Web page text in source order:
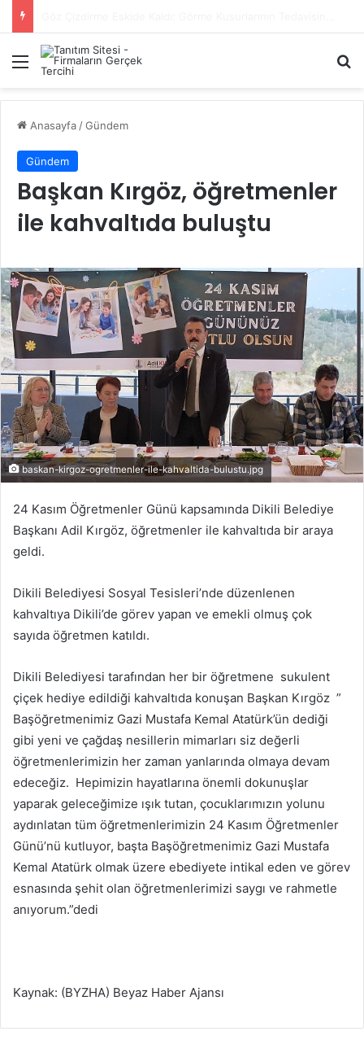
Menü
Anasayfa /Gündem
Gündem
Başkan Kırgöz, öğretmenler
ile kahvaltıda buluştu
baskan-kirgoz-ogretmenler-ile-kahvaltida-bulustu.jpg
24 Kasım Öğretmenler Günü kapsamında Dikili Belediye
Başkanı Adil Kırgöz, öğretmenler ile kahvaltıda bir araya
geldi.
Dikili Belediyesi Sosyal Tesisleri’nde düzenlenen
kahvaltıya Dikili’de görev yapan ve emekli olmuş çok
sayıda öğretmen katıldı.
Dikili Belediyesi tarafından her bir öğretmene sukulent
çiçek hediye edildiği kahvaltıda konuşan Başkan Kırgöz ”
Başöğretmenimiz Gazi Mustafa Kemal Atatürk’ün dediği
gibi yeni ve çağdaş nesillerin mimarları siz değerli
öğretmenlerimizin her zaman yanlarında olmaya devam
edeceğiz. Hepimizin hayatlarına önemli dokunuşlar
yaparak geleceğimize ışık tutan, çocuklarımızın yolunu
aydınlatan tüm öğretmenlerimizin 24 Kasım Öğretmenler
Günü’nü kutluyor, başta Başöğretmenimiz Gazi Mustafa
Kemal Atatürk olmak üzere ebediyete intikal eden ve görev
esnasında şehit olan öğretmenlerimizi saygı ve rahmetle
anıyorum.”dedi
Kaynak: (BYZHA) Beyaz Haber Ajansı